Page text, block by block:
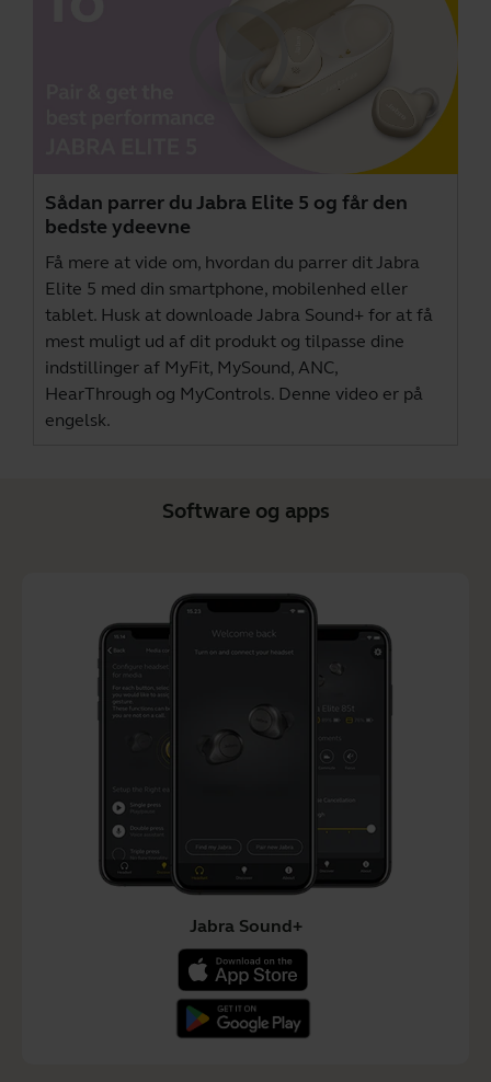
Sådan parrer du Jabra Elite 5 og får den
bedste ydeevne
Få mere at vide om, hvordan du parrer dit Jabra
Elite 5 med din smartphone, mobilenhed eller
tablet. Husk at downloade Jabra Sound+ for at få
mest muligt ud af dit produkt og tilpasse dine
indstillinger af MyFit, MySound, ANC,
HearThrough og MyControls. Denne video er på
engelsk.
Software og apps
Jabra Sound+